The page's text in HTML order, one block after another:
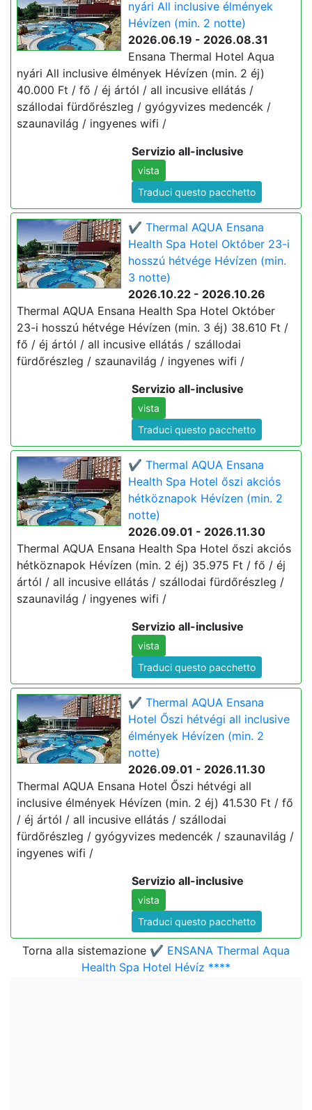
nyári All inclusive élmények
Hévízen (min. 2 notte)
2026.06.19 - 2026.08.31
Ensana Thermal Hotel Aqua
nyári All inclusive élmények Hévízen (min. 2 éj)
40.000 Ft / fő / éj ártól / all incusive ellátás /
szállodai fürdőrészleg / gyógyvizes medencék /
szaunavilág / ingyenes wifi /
Servizio all-inclusive
vista
Traduci questo pacchetto
✔️ Thermal AQUA Ensana
Health Spa Hotel Október 23-i
hosszú hétvége Hévízen (min.
3 notte)
2026.10.22 - 2026.10.26
Thermal AQUA Ensana Health Spa Hotel Október
23-i hosszú hétvége Hévízen (min. 3 éj) 38.610 Ft /
fő / éj ártól / all incusive ellátás / szállodai
fürdőrészleg / szaunavilág / ingyenes wifi /
Servizio all-inclusive
vista
Traduci questo pacchetto
✔️ Thermal AQUA Ensana
Health Spa Hotel őszi akciós
hétköznapok Hévízen (min. 2
notte)
2026.09.01 - 2026.11.30
Thermal AQUA Ensana Health Spa Hotel őszi akciós
hétköznapok Hévízen (min. 2 éj) 35.975 Ft / fő / éj
ártól / all incusive ellátás / szállodai fürdőrészleg /
szaunavilág / ingyenes wifi /
Servizio all-inclusive
vista
Traduci questo pacchetto
✔️ Thermal AQUA Ensana
Hotel Őszi hétvégi all inclusive
élmények Hévízen (min. 2
notte)
2026.09.01 - 2026.11.30
Thermal AQUA Ensana Hotel Őszi hétvégi all
inclusive élmények Hévízen (min. 2 éj) 41.530 Ft / fő
/ éj ártól / all incusive ellátás / szállodai
fürdőrészleg / gyógyvizes medencék / szaunavilág /
ingyenes wifi /
Servizio all-inclusive
vista
Traduci questo pacchetto
Torna alla sistemazione ✔️ ENSANA Thermal Aqua
Health Spa Hotel Hévíz ****